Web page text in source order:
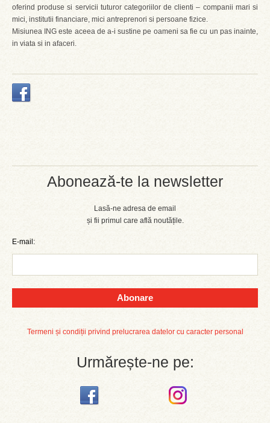
Abonează-te la newsletter
Lasă-ne adresa de email
și fii primul care află noutățile.
E-mail:
Abonare
Termeni și condiții privind prelucrarea datelor cu caracter personal
Urmărește-ne pe:
oferind produse si servicii tuturor categoriilor de clienti – companii mari si
mici, institutii financiare, mici antreprenori si persoane fizice.
Misiunea ING este aceea de a-i sustine pe oameni sa fie cu un pas inainte,
in viata si in afaceri.